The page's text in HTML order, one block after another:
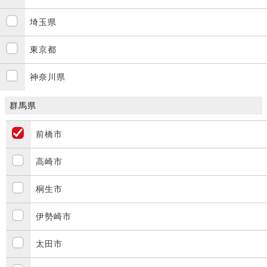
埼玉県
東京都
神奈川県
群馬県
前橋市
高崎市
桐生市
伊勢崎市
太田市